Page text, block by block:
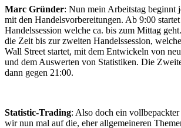
Marc Gründer: Nun mein Arbeitstag beginnt
mit den Handelsvorbereitungen. Ab 9:00
Handelssession welche ca. bis zum Mittag
die Zeit bis zur zweiten Handelssession,
Wall Street startet, mit dem Entwickeln von
und dem Auswerten von Statistiken. Die
dann gegen 21:00.
Statistic-Trading: Also doch ein
wir nun mal auf die, eher allgemeineren